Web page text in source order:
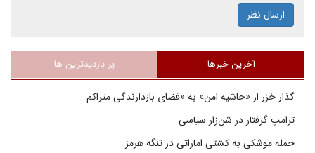
ارسال نظر
آخرین خبرها پر بازدیدترین ها
گذار خزر از «حاشیه امن» به «فضای بازدارندگی متراکم
ترامپ گرفتار در شن‌زار سیاسی
حمله موشکی به کشتی اماراتی در تنگه هرمز